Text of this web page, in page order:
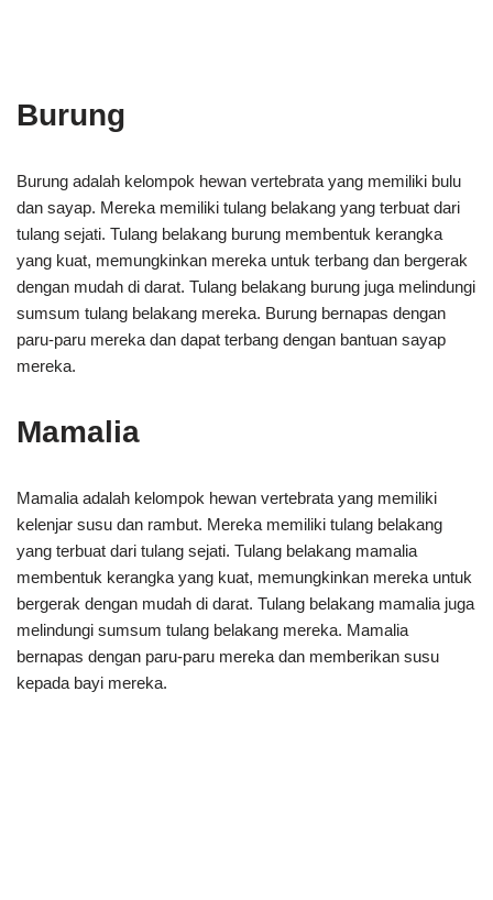
Burung
Burung adalah kelompok hewan vertebrata yang memiliki bulu
dan sayap. Mereka memiliki tulang belakang yang terbuat dari
tulang sejati. Tulang belakang burung membentuk kerangka
yang kuat, memungkinkan mereka untuk terbang dan bergerak
dengan mudah di darat. Tulang belakang burung juga melindungi
sumsum tulang belakang mereka. Burung bernapas dengan
paru-paru mereka dan dapat terbang dengan bantuan sayap
mereka.
Mamalia
Mamalia adalah kelompok hewan vertebrata yang memiliki
kelenjar susu dan rambut. Mereka memiliki tulang belakang
yang terbuat dari tulang sejati. Tulang belakang mamalia
membentuk kerangka yang kuat, memungkinkan mereka untuk
bergerak dengan mudah di darat. Tulang belakang mamalia juga
melindungi sumsum tulang belakang mereka. Mamalia
bernapas dengan paru-paru mereka dan memberikan susu
kepada bayi mereka.